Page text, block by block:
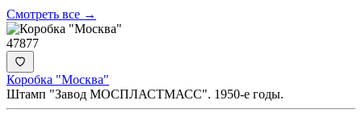
Смотреть все →
47877
Коробка "Москва"
Штамп "Завод МОСПЛАСТМАСС". 1950-е годы.